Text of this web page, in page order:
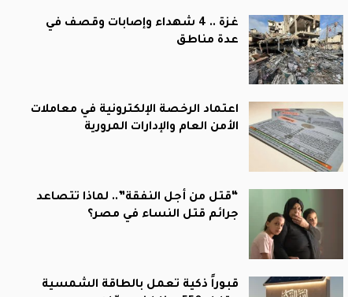
غزة .. 4 شهداء وإصابات وقصف في
عدة مناطق
اعتماد الرخصة الإلكترونية في معاملات
الأمن العام والإدارات المرورية
“قتل من أجل النفقة”.. لماذا تتصاعد
جرائم قتل النساء في مصر؟
قبوراً ذكية تعمل بالطاقة الشمسية